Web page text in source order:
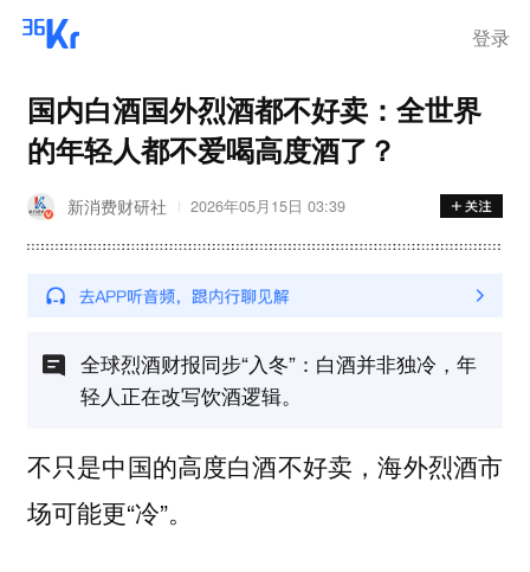
登录
国内白酒国外烈酒都不好卖：全世界
的年轻人都不爱喝高度酒了？
新消费财研社 2026年05月15日 03:39
全球烈酒财报同步“入冬”：白酒并非独冷，年
轻人正在改写饮酒逻辑。
不只是中国的高度白酒不好卖，海外烈酒市
场可能更“冷”。